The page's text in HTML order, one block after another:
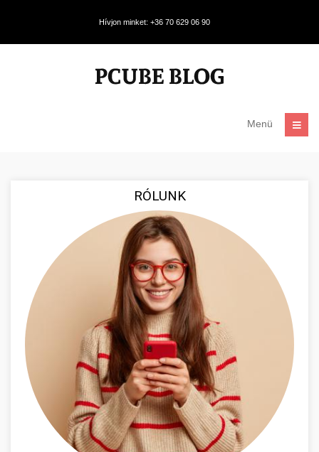
Hívjon minket: +36 70 629 06 90
Menü
RÓLUNK